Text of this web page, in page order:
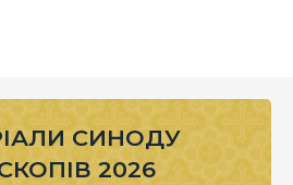
СИНОДУ
2026